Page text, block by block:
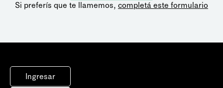
Si preferís que te llamemos, completá este formulario
Ingresar